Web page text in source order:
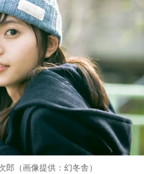
（画像提供：幻冬舎）